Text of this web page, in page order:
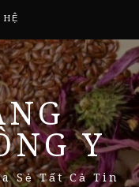
Y
Sẻ Tất Cả Tin